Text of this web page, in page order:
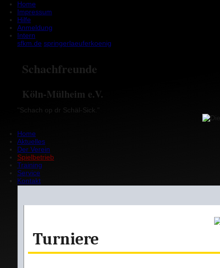
Home
Impressum
Hilfe
Anmeldung
Intern
sfkm.de springerlaeuferkoenig
Schachfreunde
Köln-Mülheim e.V.
"Schach op dr Schäl-Sick."
Home
Aktuelles
Der Verein
Spielbetrieb
Training
Service
Kontakt
Turniere